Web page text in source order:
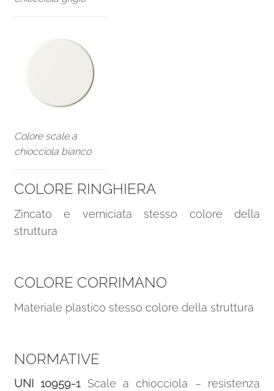
Colore scale a
chiocciola bianco
COLORE RINGHIERA
Zincato e verniciata stesso colore della
struttura
COLORE CORRIMANO
Materiale plastico stesso colore della struttura
NORMATIVE
UNI 10959-1Scale a chiocciola – resistenza